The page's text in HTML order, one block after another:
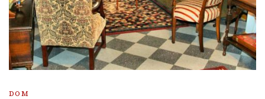
DOM